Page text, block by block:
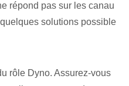
répond pas sur les canau
solutions possible
rôle Dyno. ⁢Assurez-vous